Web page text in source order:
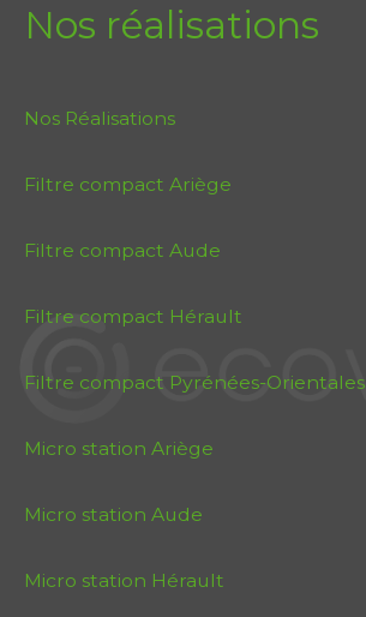
Nos réalisations
Nos Réalisations
Filtre compact Ariège
Filtre compact Aude
Filtre compact Hérault
Filtre compact Pyrénées-Orientales
Micro station Ariège
Micro station Aude
Micro station Hérault